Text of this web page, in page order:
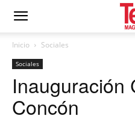
Inicio Sociales
Sociales
Inauguración
Concón